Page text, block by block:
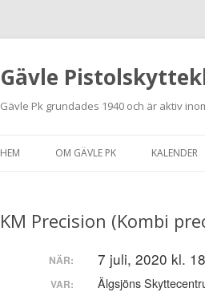
Gävle
Gävle Pk grundades 1940 och är aktiv
HEM OM GÄVLE PK
NYBÖRJARE
MEDLEMSANSÖKAN
KONTAKT
KALENDER
KM Precision (Kombi
NÄR: 7 juli, 2020 kl.
VAR: Älgsjöns